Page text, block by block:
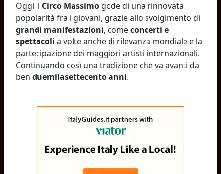
Oggi il Circo Massimo gode di una rinnovata
popolarità fra i giovani, grazie allo svolgimento di
grandi manifestazioni, comeconcerti e
spettacoli a volte anche di rilevanza mondiale e la
partecipazione dei maggiori artisti internazionali.
Continuando così una tradizione che va avanti da
ben duemilasettecento anni.